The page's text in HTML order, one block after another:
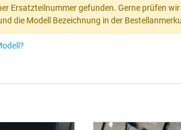
Ersatzteilnummer gefunden. Gerne prüfen
die Modell Bezeichnung in der